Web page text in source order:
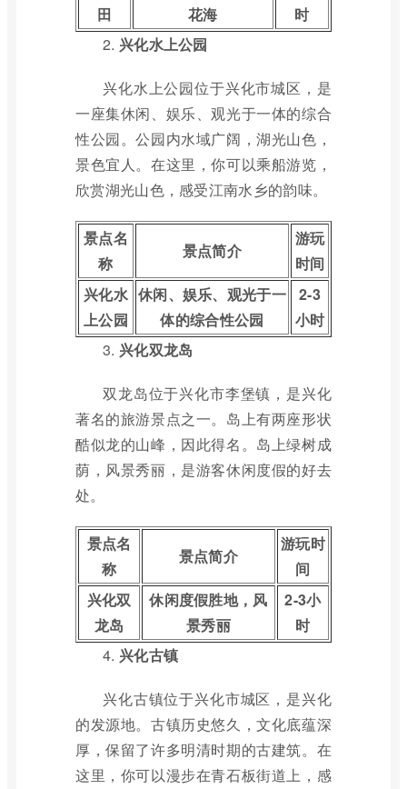
田
花海
时
2. 兴化水上公园
兴化水上公园位于兴化市城区，是
一座集休闲、娱乐、观光于一体的综合
性公园。公园内水域广阔，湖光山色，
景色宜人。在这里，你可以乘船游览，
欣赏湖光山色，感受江南水乡的韵味。
景点名
称
景点简介
游玩
时间
兴化水
上公园
休闲、娱乐、观光于一
体的综合性公园
2-3
小时
3. 兴化双龙岛
双龙岛位于兴化市李堡镇，是兴化
著名的旅游景点之一。岛上有两座形状
酷似龙的山峰，因此得名。岛上绿树成
荫，风景秀丽，是游客休闲度假的好去
处。
景点名
称
景点简介
游玩时
间
兴化双
龙岛
休闲度假胜地，风
景秀丽
2-3小
时
4. 兴化古镇
兴化古镇位于兴化市城区，是兴化
的发源地。古镇历史悠久，文化底蕴深
厚，保留了许多明清时期的古建筑。在
这里，你可以漫步在青石板街道上，感